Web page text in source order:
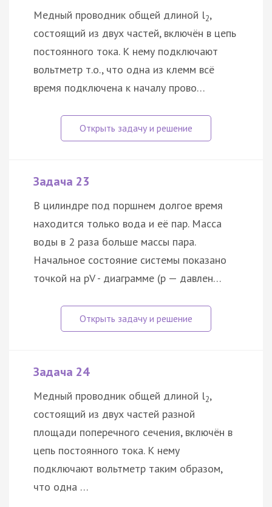
Медный проводник общей длиной l2,
состоящий из двух частей, включён в цепь
постоянного тока. К нему подключают
вольтметр т.о., что одна из клемм всё
время подключена к началу прово…
Задача 23
В цилиндре под поршнем долгое время
находится только вода и её пар. Масса
воды в 2 раза больше массы пара.
Начальное состояние системы показано
точкой на pV - диаграмме (p — давлен…
Задача 24
Медный проводник общей длиной l2,
состоящий из двух частей разной
площади поперечного сечения, включён в
цепь постоянного тока. К нему
подключают вольтметр таким образом,
что одна …